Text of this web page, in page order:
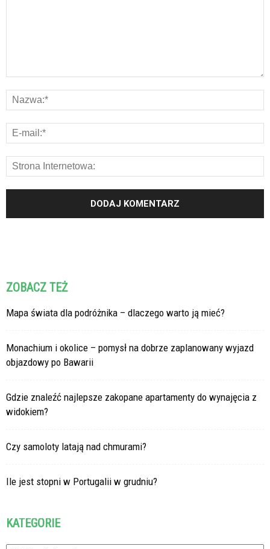
ZOBACZ TEŻ
Mapa świata dla podróżnika – dlaczego warto ją mieć?
Monachium i okolice – pomysł na dobrze zaplanowany wyjazd
objazdowy po Bawarii
Gdzie znaleźć najlepsze zakopane apartamenty do wynajęcia z
widokiem?
Czy samoloty latają nad chmurami?
Ile jest stopni w Portugalii w grudniu?
KATEGORIE
Kategorie